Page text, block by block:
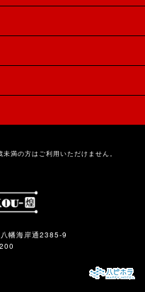
満の方はご利用いただけません。
幡海岸通2385-9